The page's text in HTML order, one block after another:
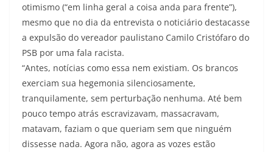
otimismo (“em linha geral a coisa anda para frente”),
mesmo que no dia da entrevista o noticiário destacasse
a expulsão do vereador paulistano Camilo Cristófaro do
PSB por uma fala racista.
“Antes, notícias como essa nem existiam. Os brancos
exerciam sua hegemonia silenciosamente,
tranquilamente, sem perturbação nenhuma. Até bem
pouco tempo atrás escravizavam, massacravam,
matavam, faziam o que queriam sem que ninguém
dissesse nada. Agora não, agora as vozes estão